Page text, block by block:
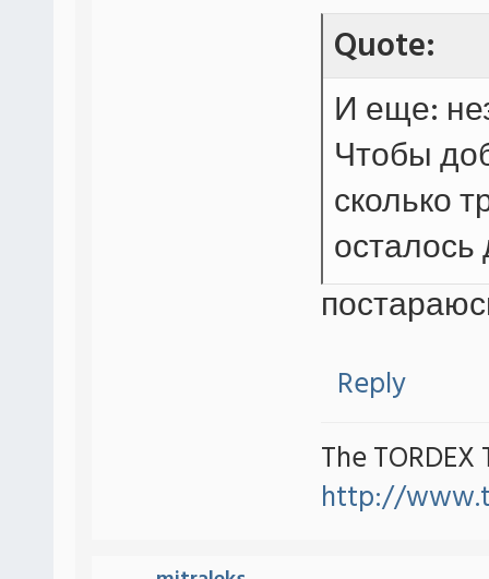
Quote:
И еще:
Чтобы
сколько
осталось
Reply
The TORDEX
http://